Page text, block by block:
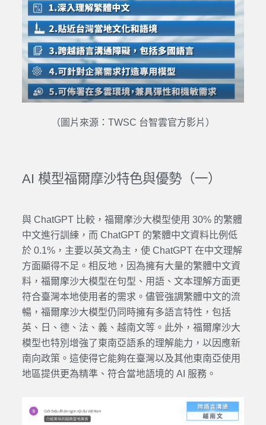
（圖片來源：TWSC 台智雲官方影片）
AI 模型福爾摩沙特色與優勢（一）
與 ChatGPT比較，福爾摩沙大模型使用 30% 的繁體
中文進行訓練，而 ChatGPT的繁體中文資料比例低
於 0.1%，主要以英文為主，使 ChatGPT在中文理解
方面顯得不足。相反地，因為擁有大量的繁體中文資
料，福爾摩沙大模型在句型、用語、文本理解方面更
符合臺灣本地使用者的需求。儘管強調繁體中文的流
暢，福爾摩沙大模型仍同時擁有多語言特性，包括
英、日、德、法、義、越南文等。此外，福爾摩沙大
模型也特別增強了東南亞語系的理解能力，以因應新
南向政策。這使得它能夠在臺灣以及其他東南亞使用
地區提供更為精準、符合當地語境的 AI 服務。